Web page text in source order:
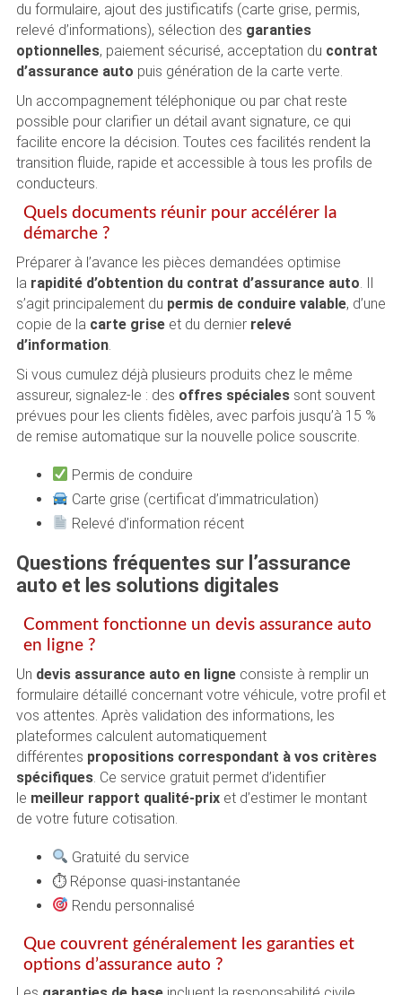
du formulaire, ajout des justificatifs (carte grise, permis,
relevé d’informations), sélection des garanties
optionnelles, paiement sécurisé, acceptation du contrat
d’assurance auto puis génération de la carte verte.
Un accompagnement téléphonique ou par chat reste
possible pour clarifier un détail avant signature, ce qui
facilite encore la décision. Toutes ces facilités rendent la
transition fluide, rapide et accessible à tous les profils de
conducteurs.
Quels documents réunir pour accélérer la
démarche ?
Préparer à l’avance les pièces demandées optimise
la rapidité d’obtention du contrat d’assurance auto . Il
s’agit principalement du permis de conduire valable, d’une
copie de la carte griseet du dernier relevé
d’information.
Si vous cumulez déjà plusieurs produits chez le même
assureur, signalez-le : des offres spécialessont souvent
prévues pour les clients fidèles, avec parfois jusqu’à 15 %
de remise automatique sur la nouvelle police souscrite.
Permis de conduire
Carte grise (certificat d’immatriculation)
Relevé d’information récent
Questions fréquentes sur l’assurance
auto et les solutions digitales
Comment fonctionne un devis assurance auto
en ligne ?
Un devis assurance auto en ligneconsiste à remplir un
formulaire détaillé concernant votre véhicule, votre profil et
vos attentes. Après validation des informations, les
plateformes calculent automatiquement
différentes propositions correspondant à vos critères
spécifiques. Ce service gratuit permet d’identifier
le meilleur rapport qualité-prixet d’estimer le montant
de votre future cotisation.
Gratuité du service
⏱ Réponse quasi-instantanée
Rendu personnalisé
Que couvrent généralement les garanties et
options d’assurance auto ?